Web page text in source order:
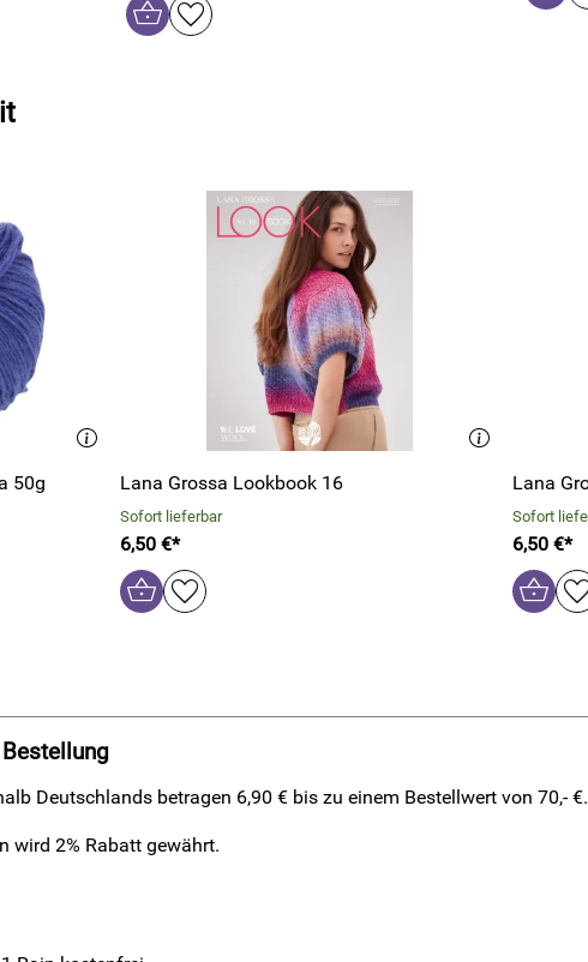
50g Lana Grossa Lookbook 16
Sofort lieferbar
6,50 €*
Lana
Sofort
6,50 €*
Deutschlands betragen 6,90 € bis zu einem Bestellwert von 70,- €.
wird 2% Rabatt gewährt.